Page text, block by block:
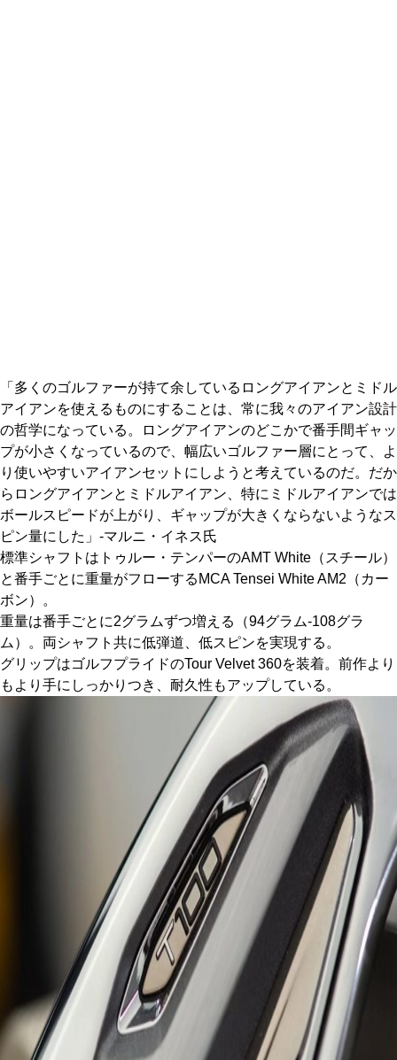
「多くのゴルファーが持て余しているロングアイアンとミドル
アイアンを使えるものにすることは、常に我々のアイアン設計
の哲学になっている。ロングアイアンのどこかで番手間ギャッ
プが小さくなっているので、幅広いゴルファー層にとって、よ
り使いやすいアイアンセットにしようと考えているのだ。だか
らロングアイアンとミドルアイアン、特にミドルアイアンでは
ボールスピードが上がり、ギャップが大きくならないようなス
ピン量にした」-マルニ・イネス氏
標準シャフトはトゥルー・テンパーのAMT White（スチール）
と番手ごとに重量がフローするMCA Tensei White AM2（カー
ボン）。
重量は番手ごとに2グラムずつ増える（94グラム-108グラ
ム）。両シャフト共に低弾道、低スピンを実現する。
グリップはゴルフプライドのTour Velvet 360を装着。前作より
もより手にしっかりつき、耐久性もアップしている。